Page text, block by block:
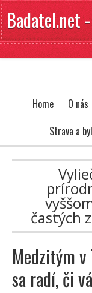
Badatel.net
Home O nás
Strava a
častých
Medzitým v
sa radí, či